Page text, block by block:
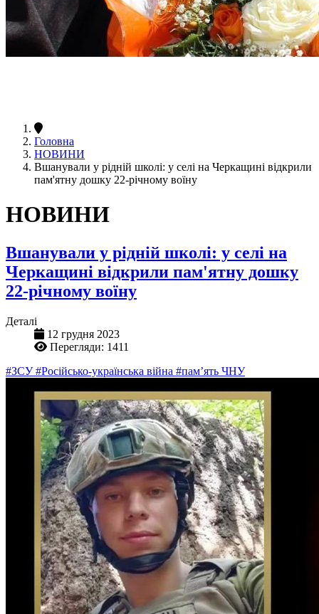
Головна
НОВИНИ
Вшанували у рідній школі: у селі на Черкащині відкрили
пам'ятну дошку 22-річному воїну
НОВИНИ
Вшанували у рідній школі: у селі на
Черкащині відкрили пам'ятну дошку
22-річному воїну
Деталі
12 грудня 2023
Перегляди: 1411
#ЗСУ#Російсько-українська війна #пам’ять ЧНУ